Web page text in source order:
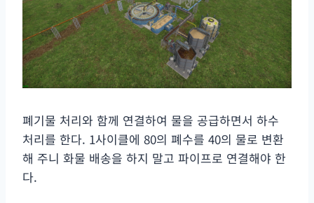
폐기물 처리와 함께 연결하여 물을 공급하면서 하수
처리를 한다. 1사이클에 80의 폐수를 40의 물로 변환
해 주니 화물 배송을 하지 말고 파이프로 연결해야 한
다.